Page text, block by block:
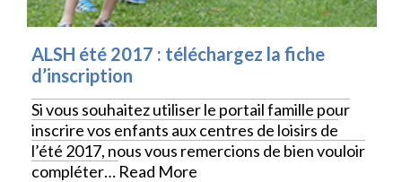
ALSH été 2017 : téléchargez la fiche
d’inscription
Si vous souhaitez utiliser le portail famille pour
inscrire vos enfants aux centres de loisirs de
l’été 2017, nous vous remercions de bien vouloir
compléter… Read More